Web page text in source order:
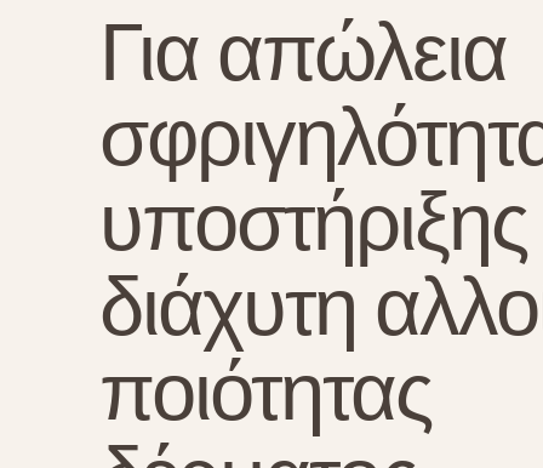
Για απώλεια
υποστήριξης
διάχυτη
ποιότητας